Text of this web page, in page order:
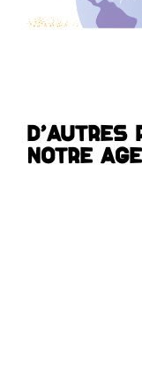
D'autres
notre